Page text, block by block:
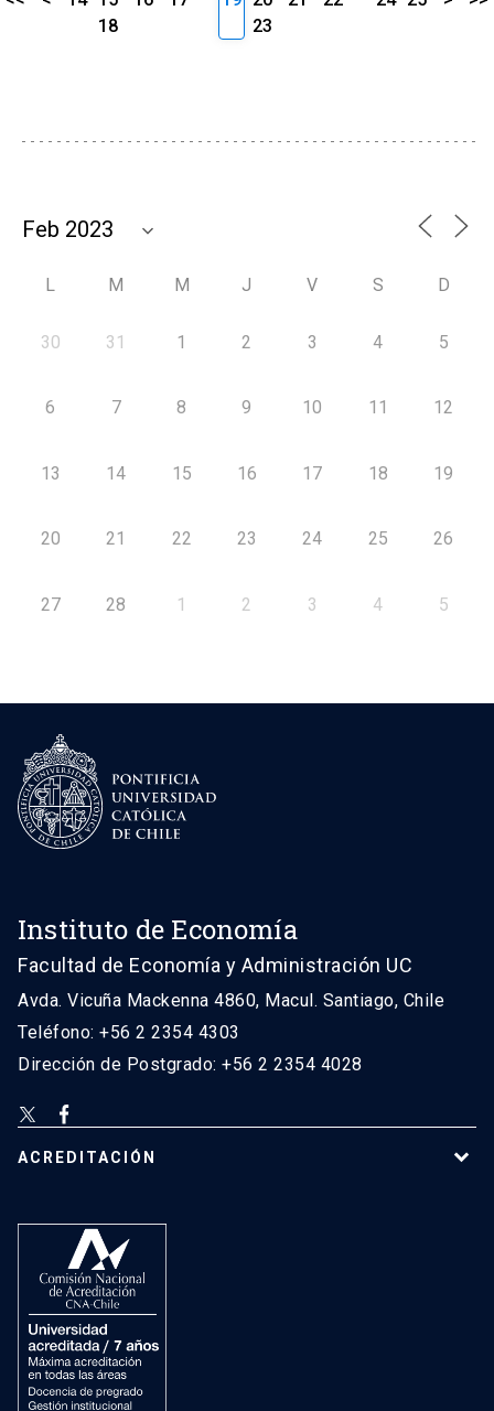
18
23
L M M J V S D
30 31 1 2 3 4 5
6 7 8 9 10 11 12
13 14 15 16 17 18 19
20 21 22 23 24 25 26
27 28 1 2 3 4 5
Instituto de Economía
Facultad de Economía y Administración UC
Avda. Vicuña Mackenna 4860, Macul. Santiago, Chile
Teléfono: +56 2 2354 4303
Dirección de Postgrado: +56 2 2354 4028
ACREDITACIÓN